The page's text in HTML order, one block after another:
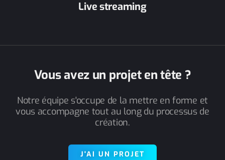
Live streaming
Vous avez un projet en tête ?
Notre équipe s'occupe de la mettre en forme et
vous accompagne tout au long du processus de
création.
J'AI UN PROJET